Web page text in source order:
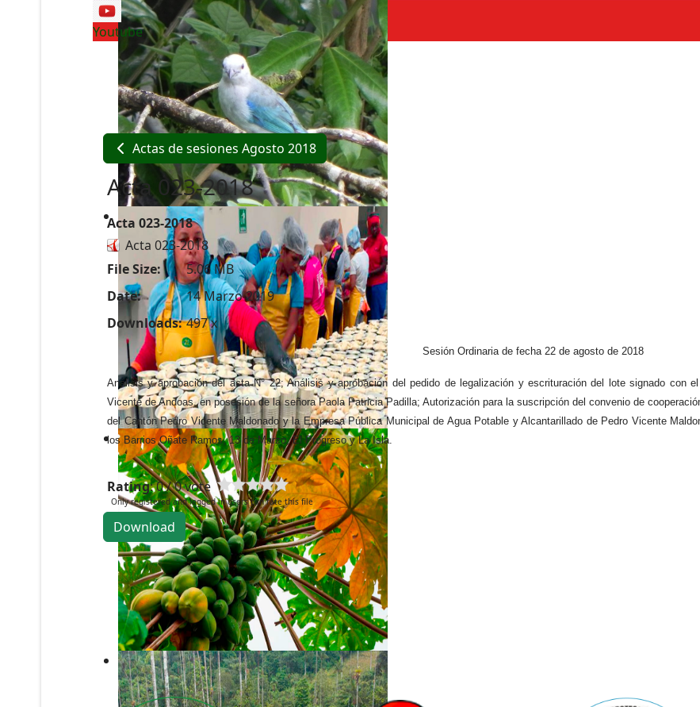
Youtube
Actas de sesiones Agosto 2018
Acta 023-2018
Acta 023-2018
Acta 023-2018
File Size:
5.06 MB
Date:
14 Marzo 2019
Downloads: 497 x
Sesión Ordinaria de fecha 22 de agosto de 2018
Análisis y aprobación del acta N° 22; Análisis y aprobación del pedido de legalización y escrituración del lote signado con
Vicente de Andoas, en posesión de la señora Paola Patricia Padilla; Autorización para la suscripción del convenio de
del Cantón Pedro Vicente Maldonado y la Empresa Pública Municipal de Agua Potable y Alcantarillado de Pedro Vicente
los Barrios Oñate Ramos, 13 de Marzo, El Progreso y La Isla.
Rating: 0 / 0 vote
Only registered and logged in users can rate this file